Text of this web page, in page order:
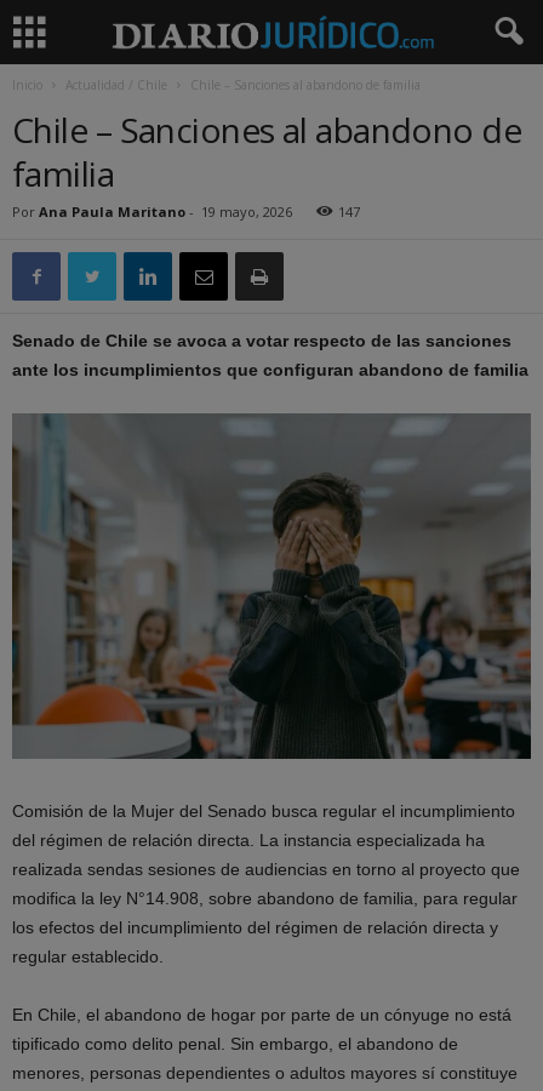
Inicio Actualidad / Chile Chile – Sanciones al abandono de familia
Chile – Sanciones al abandono de
familia
Por Ana Paula Maritano - 19 mayo, 2026 147
Senado de Chile se avoca a votar respecto de las sanciones
ante los incumplimientos que configuran abandono de familia
Comisión de la Mujer del Senado busca regular el incumplimiento
del régimen de relación directa. La instancia especializada ha
realizada sendas sesiones de audiencias en torno al proyecto que
modifica la ley N°14.908, sobre abandono de familia, para regular
los efectos del incumplimiento del régimen de relación directa y
regular establecido.
En Chile, el abandono de hogar por parte de un cónyuge no está
tipificado como delito penal. Sin embargo, el abandono de
menores, personas dependientes o adultos mayores sí constituye